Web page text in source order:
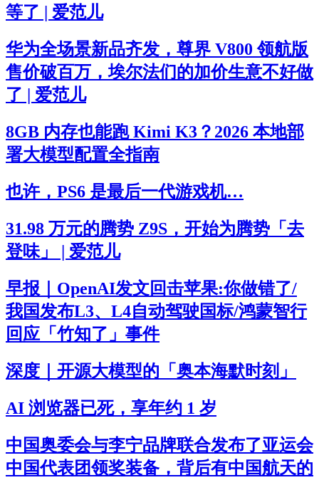
等了 | 爱范儿
华为全场景新品齐发，尊界 V800 领航版
售价破百万，埃尔法们的加价生意不好做
了 | 爱范儿
8GB 内存也能跑 Kimi K3？2026 本地部
署大模型配置全指南
也许，PS6 是最后一代游戏机…
31.98 万元的腾势 Z9S，开始为腾势「去
登味」 | 爱范儿
早报｜OpenAI发文回击苹果:你做错了/
我国发布L3、L4自动驾驶国标/鸿蒙智行
回应「竹知了」事件
深度｜开源大模型的「奥本海默时刻」
AI 浏览器已死，享年约 1 岁
中国奥委会与李宁品牌联合发布了亚运会
中国代表团领奖装备，背后有中国航天的